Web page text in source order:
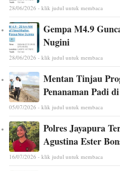
28/06/2026 - klik judul untuk membaca
Gempa M4.9
Nugini
28/06/2026 - klik judul untuk membaca
Mentan Tinjau
Penanaman Padi
05/07/2026 - klik judul untuk membaca
Polres Jayapura
Agustina Ester
16/07/2026 - klik judul untuk membaca